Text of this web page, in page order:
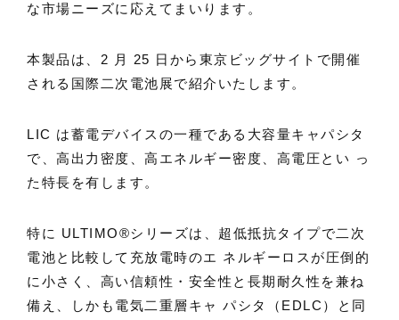
な市場ニーズに応えてまいります。
本製品は、2 月 25 日から東京ビッグサイトで開催
される国際二次電池展で紹介いたします。
LIC は蓄電デバイスの一種である大容量キャパシタ
で、高出力密度、高エネルギー密度、高電圧とい っ
た特長を有します。
特に ULTIMO®シリーズは、超低抵抗タイプで二次
電池と比較して充放電時のエ ネルギーロスが圧倒的
に小さく、高い信頼性・安全性と長期耐久性を兼ね
備え、しかも電気二重層キャ パシタ（EDLC）と同